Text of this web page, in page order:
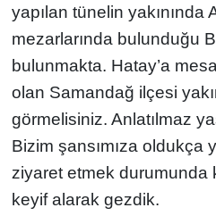
yapılan tünelin yakınında
mezarlarında bulunduğu
bulunmakta. Hatay’a
olan Samandağ ilçesi
görmelisiniz. Anlatılmaz
Bizim şansımıza oldukça
ziyaret etmek durumunda
keyif alarak gezdik.